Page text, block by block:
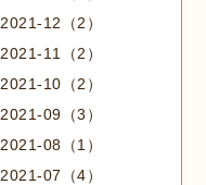
2021-12（2）
2021-11（2）
2021-10（2）
2021-09（3）
2021-08（1）
2021-07（4）